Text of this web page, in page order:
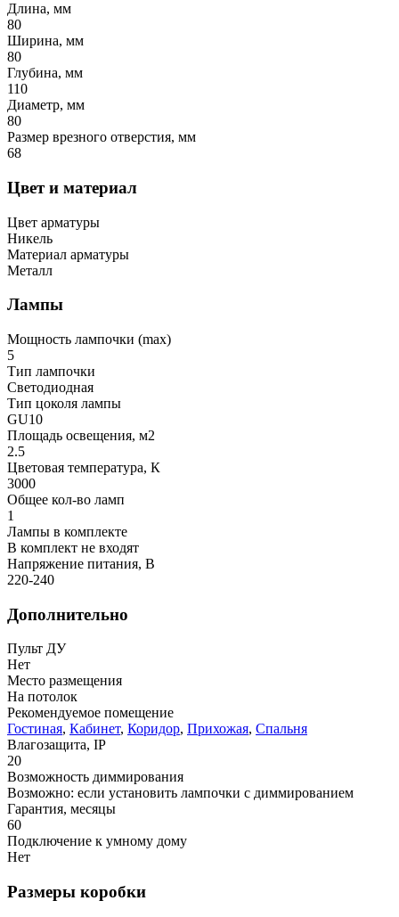
Длина, мм
80
Ширина, мм
80
Глубина, мм
110
Диаметр, мм
80
Размер врезного отверстия, мм
68
Цвет и материал
Цвет арматуры
Никель
Материал арматуры
Металл
Лампы
Мощность лампочки (max)
5
Тип лампочки
Светодиодная
Тип цоколя лампы
GU10
Площадь освещения, м2
2.5
Цветовая температура, К
3000
Общее кол-во ламп
1
Лампы в комплекте
В комплект не входят
Напряжение питания, В
220-240
Дополнительно
Пульт ДУ
Нет
Место размещения
На потолок
Рекомендуемое помещение
Гостиная, Кабинет, Коридор, Прихожая, Спальня
Влагозащита, IP
20
Возможность диммирования
Возможно: если установить лампочки с диммированием
Гарантия, месяцы
60
Подключение к умному дому
Нет
Размеры коробки